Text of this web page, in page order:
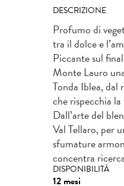
DESCRIZIONE
Profumo di
tra il dolce e
Piccante sul
Monte Lauro
Tonda Iblea, dal
che rispecchia
Dall’arte del
Val Tellaro, per
sfumature
concentra
DISPONIBILITÀ
12 mesi